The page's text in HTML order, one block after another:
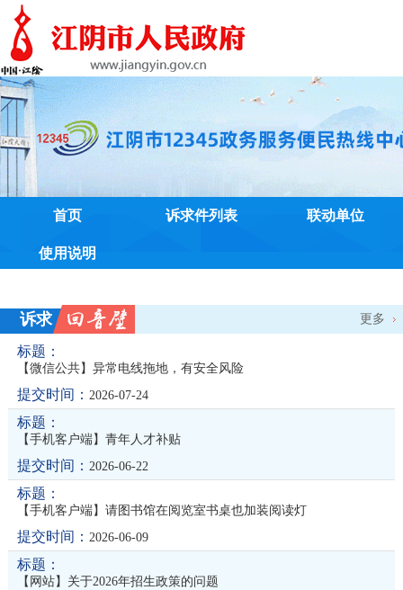
首页 诉求件列表 联动单位
使用说明
诉求 更多
【微信公共】异常电线拖地，有安全风险
2026-07-24
【手机客户端】青年人才补贴
2026-06-22
【手机客户端】请图书馆在阅览室书桌也加装阅读灯
2026-06-09
【网站】关于2026年招生政策的问题